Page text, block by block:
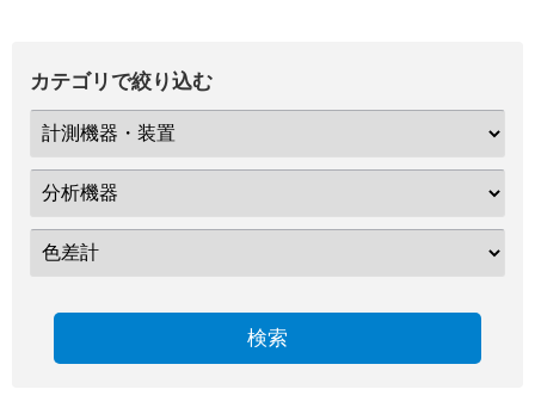
カテゴリで絞り込む
検索